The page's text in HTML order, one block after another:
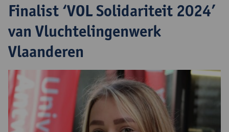
Finalist ‘VOL Solidariteit 2024’
van Vluchtelingenwerk
Vlaanderen